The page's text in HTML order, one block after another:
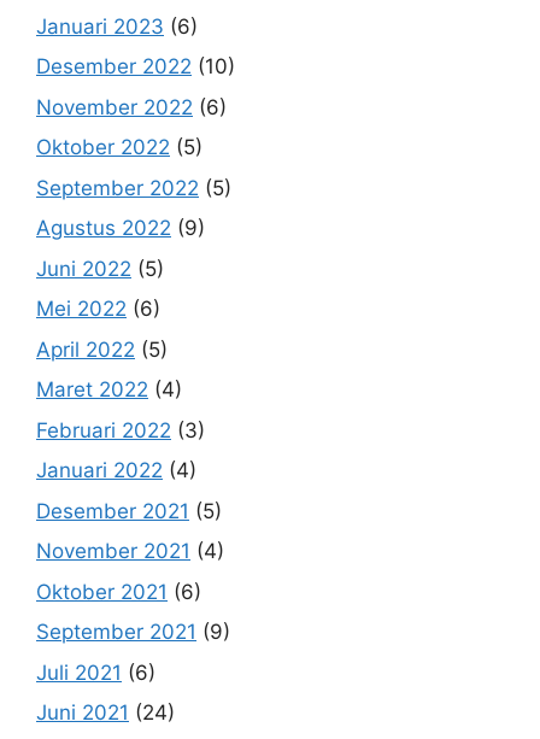
Januari 2023 (6)
Desember 2022 (10)
November 2022 (6)
Oktober 2022 (5)
September 2022 (5)
Agustus 2022 (9)
Juni 2022 (5)
Mei 2022 (6)
April 2022 (5)
Maret 2022 (4)
Februari 2022 (3)
Januari 2022 (4)
Desember 2021 (5)
November 2021 (4)
Oktober 2021 (6)
September 2021 (9)
Juli 2021 (6)
Juni 2021 (24)